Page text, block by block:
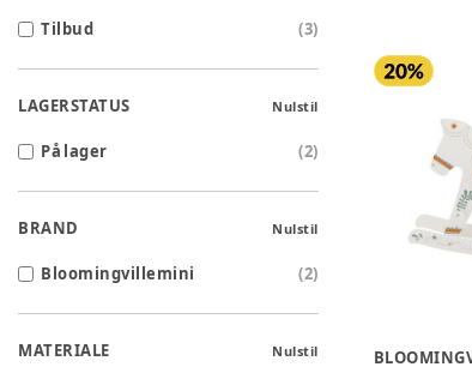
Tilbud (3)
LAGERSTATUS Nulstil
På lager (2)
BRAND Nulstil
Bloomingvillemini (2)
MATERIALE Nulstil